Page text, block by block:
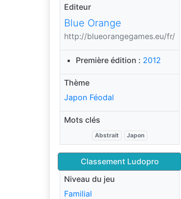
Editeur
Blue Orange
http://blueorangegames.eu/fr/
Première édition : 2012
Thème
Japon Féodal
Mots clés
Abstrait Japon
Classement Ludopro
Niveau du jeu
Familial